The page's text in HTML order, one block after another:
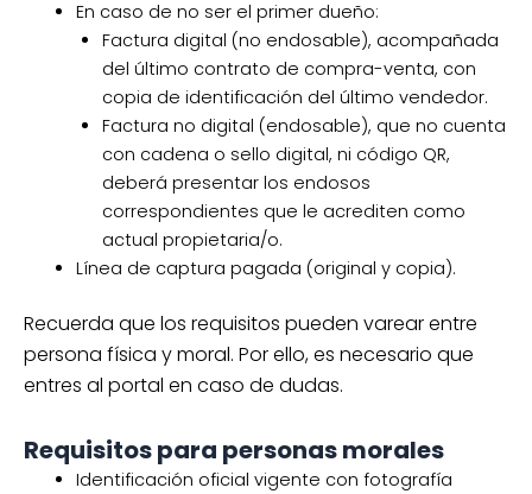
En caso de no ser el primer dueño:
Factura digital (no endosable), acompañada
del último contrato de compra-venta, con
copia de identificación del último vendedor.
Factura no digital (endosable), que no cuenta
con cadena o sello digital, ni código QR,
deberá presentar los endosos
correspondientes que le acrediten como
actual propietaria/o.
Línea de captura pagada (original y copia).
Recuerda que los requisitos pueden varear entre
persona física y moral. Por ello, es necesario que
entres al portal en caso de dudas.
Requisitos para personas morales
Identificación oficial vigente con fotografía